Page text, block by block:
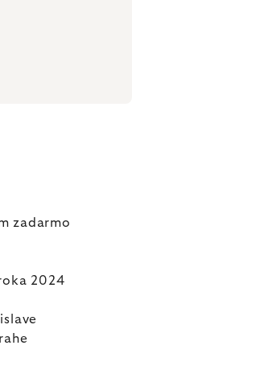
zadarmo
2024